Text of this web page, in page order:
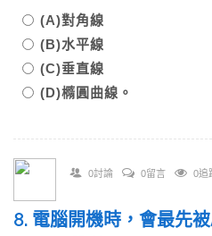
(A)對角線
(B)水平線
(C)垂直線
(D)橢圓曲線。
0討論 0留言 0追
8. 電腦開機時，會最先